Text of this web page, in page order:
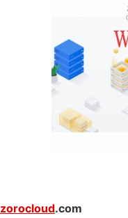
zorocloud.com